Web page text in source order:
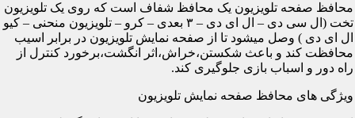
محافظ صفحه تلویزیون یک محافظ شفاف است که روی یک تلویزیون
تخت (ال سی دی – ال ای دی – ۳ بعدی – کرو – تلویزیون منحنی – کیو
ال ای دی ) وصل میشود تا از صفحه نمایش تلویزیون در برابر اسیب
محافظت کند و باعث شکستن،خراش،اثر انگشت،برخورد کنترل از
راه دور و اسباب بازی جلوگیری کند.
ویژگی های محافظ صفحه نمایش تلویزیون